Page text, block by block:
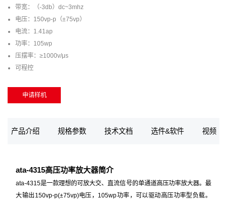
带宽：（-3db）dc~3mhz
电压：150vp-p（±75vp）
电流：1.41ap
功率：105wp
压摆率：≥1000v/μs
可程控
申请样机
产品介绍 规格参数 技术文档 选件&软件 视频
ata-4315高压功率放大器简介
ata-4315是一款理想的可放大交、直流信号的单通道高压功率放大器。最
大输出150vp-p(±75vp)电压，105wp功率，可以驱动高压功率型负载。